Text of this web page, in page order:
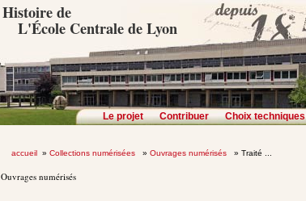
Histoire de
L'École Centrale de Lyon
Le projet Contribuer Choix techniques
accueil» Collections numérisées » Ouvrages numérisés » Traité ...
Ouvrages numérisés